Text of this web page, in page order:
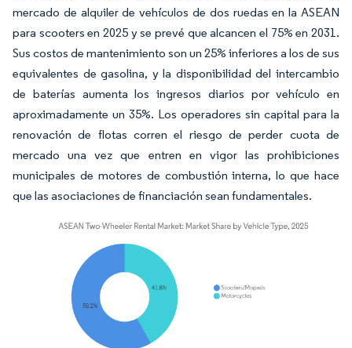
mercado de alquiler de vehículos de dos ruedas en la ASEAN
para scooters en 2025 y se prevé que alcancen el 75% en 2031.
Sus costos de mantenimiento son un 25% inferiores a los de sus
equivalentes de gasolina, y la disponibilidad del intercambio
de baterías aumenta los ingresos diarios por vehículo en
aproximadamente un 35%. Los operadores sin capital para la
renovación de flotas corren el riesgo de perder cuota de
mercado una vez que entren en vigor las prohibiciones
municipales de motores de combustión interna, lo que hace
que las asociaciones de financiación sean fundamentales.